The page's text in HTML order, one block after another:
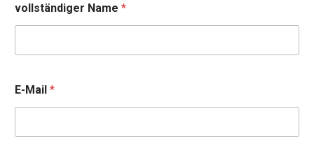
vollständiger Name *
E-Mail *